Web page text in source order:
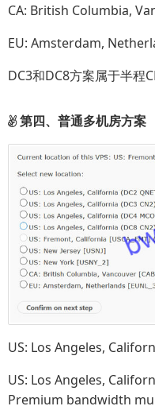
CA: British Columbia,
EU: Amsterdam,
DC3和DC8方案属于半程
第四、普通多机房方案
US: Los Angeles,
US: Los Angeles,
Premium bandwidth